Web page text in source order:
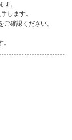
。
します。
確認ください。